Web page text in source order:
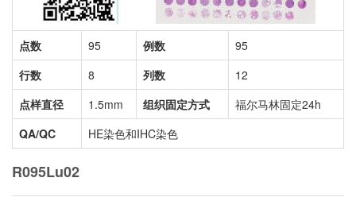
点数 95 例数
95
行数
8 列数
12
点样直径
1.5mm 组织固定方式
福尔马林固定24h
QA/QC
HE染色和IHC染色
R095Lu02